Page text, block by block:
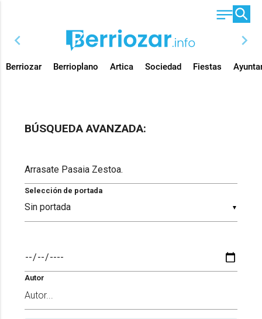
chevron_left chevron_right
Berriozar Berrioplano Artica Sociedad Fiestas
BÚSQUEDA AVANZADA:
▼
Selección de portada
Autor